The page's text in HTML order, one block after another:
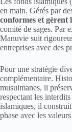
en main. Gérés par
conformes et
comité de sages. Par
Manuvie suit
entreprises avec des
Pour une stratégie
complémentaire.
musulmanes, il
respectant les
islamiques, il
phase avec les